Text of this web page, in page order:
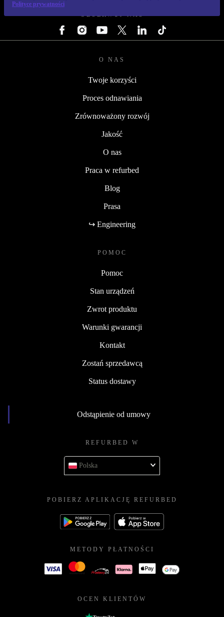
Polityce prywatności
OBSERWUJ NAS
O NAS
Twoje korzyści
Proces odnawiania
Zrównoważony rozwój
Jakość
O nas
Praca w refurbed
Blog
Prasa
↪ Engineering
POMOC
Pomoc
Stan urządzeń
Zwrot produktu
Warunki gwarancji
Kontakt
Zostań sprzedawcą
Status dostawy
Odstąpienie od umowy
REFURBED W
Polska
POBIERZ APLIKACJĘ REFURBED
METODY PŁATNOŚCI
OCEN KLIENTÓW